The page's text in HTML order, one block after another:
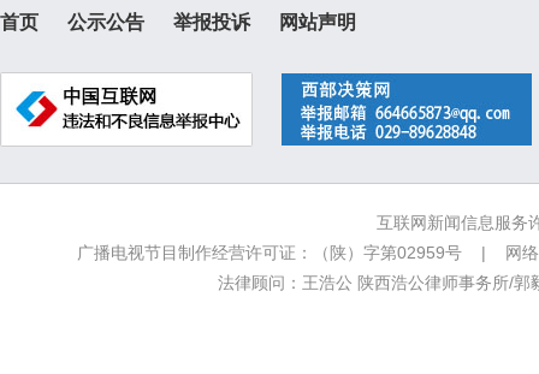
首页 公示公告 举报投诉 网站声明
互联网新闻信息服
广播电视节目制作经营许可证：（陕）字第02959号 |
法律顾问：王浩公 陕西浩公律师事务